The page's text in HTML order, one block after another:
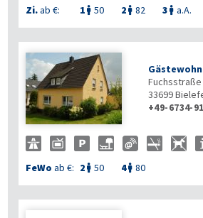
Zi.ab €: 1  50 2  82 3  a.A.
Fuchsstraße
33699
+49-6734-
FeWo ab €: 2  50 4 80